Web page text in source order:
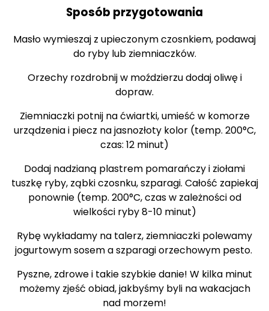
Sposób przygotowania
Masło wymieszaj z upieczonym czosnkiem, podawaj
do ryby lub ziemniaczków.
Orzechy rozdrobnij w moździerzu dodaj oliwę i
dopraw.
Ziemniaczki potnij na ćwiartki, umieść w komorze
urządzenia i piecz na jasnozłoty kolor (temp. 200°C,
czas: 12 minut)
Dodaj nadzianą plastrem pomarańczy i ziołami
tuszkę ryby, ząbki czosnku, szparagi. Całość zapiekaj
ponownie (temp. 200°C, czas w zależności od
wielkości ryby 8-10 minut)
Rybę wykładamy na talerz, ziemniaczki polewamy
jogurtowym sosem a szparagi orzechowym pesto.
Pyszne, zdrowe i takie szybkie danie! W kilka minut
możemy zjeść obiad, jakbyśmy byli na wakacjach
nad morzem!